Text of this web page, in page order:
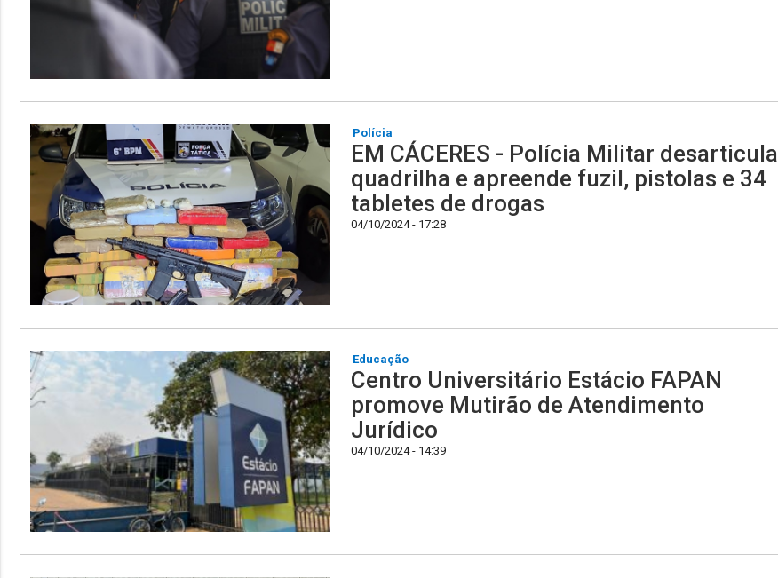
Polícia
EM CÁCERES - Polícia Militar desarticula
quadrilha e apreende fuzil, pistolas e 34
tabletes de drogas
04/10/2024 - 17:28
Educação
Centro Universitário Estácio FAPAN
promove Mutirão de Atendimento
Jurídico
04/10/2024 - 14:39